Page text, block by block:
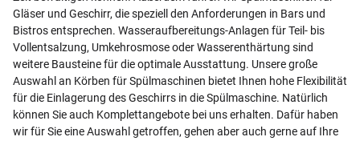
Gläser und Geschirr, die speziell den Anforderungen in Bars und
Bistros entsprechen. Wasseraufbereitungs-Anlagen für Teil- bis
Vollentsalzung, Umkehrosmose oder Wasserenthärtung sind
weitere Bausteine für die optimale Ausstattung. Unsere große
Auswahl an Körben für Spülmaschinen bietet Ihnen hohe Flexibilität
für die Einlagerung des Geschirrs in die Spülmaschine. Natürlich
können Sie auch Komplettangebote bei uns erhalten. Dafür haben
wir für Sie eine Auswahl getroffen, gehen aber auch gerne auf Ihre